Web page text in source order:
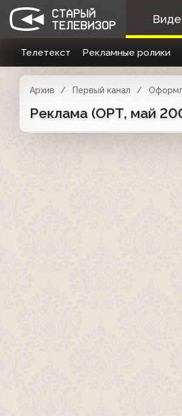
Телетекст Рекламные ролики
Архив Первый канал
Реклама (ОРТ, май